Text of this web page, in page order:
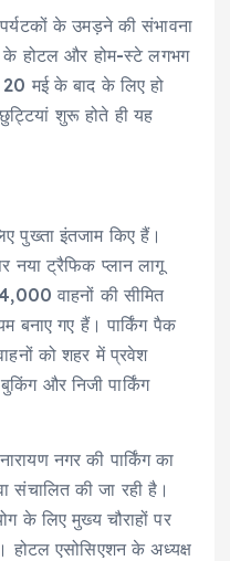
के उमड़ने की संभावना
होटल और होम-स्टे लगभग
मई के बाद के लिए हो
शुरू होते ही यह
पुख्ता इंतजाम किए हैं।
नया ट्रैफिक प्लान लागू
वाहनों की सीमित
बनाए गए हैं। पार्किंग पैक
को शहर में प्रवेश
और निजी पार्किंग
नगर की पार्किंग का
संचालित की जा रही है।
के लिए मुख्य चौराहों पर
होटल एसोसिएशन के अध्यक्ष